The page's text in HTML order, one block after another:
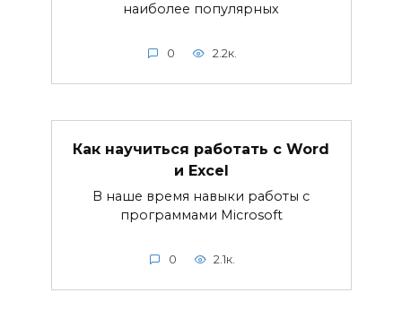
наиболее популярных
0 2.2к.
Как научиться работать с Word
и Excel
В наше время навыки работы с
программами Microsoft
0 2.1к.